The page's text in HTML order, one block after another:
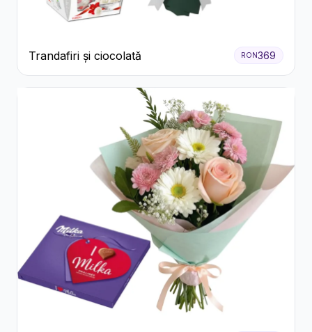
Trandafiri și ciocolată RON369